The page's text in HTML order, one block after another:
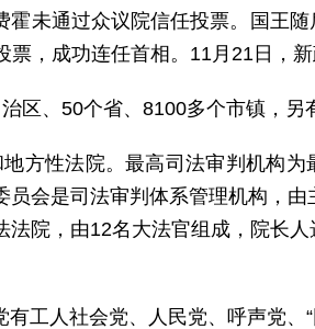
未通过众议院信任投票。国王
，成功连任首相。11月21日，新
区、50个省、8100多个市镇，另
方性法院。最高司法审判机构
会是司法审判体系管理机构，
院，由12名大法官组成，院长
工人社会党、人民党、呼声党、“